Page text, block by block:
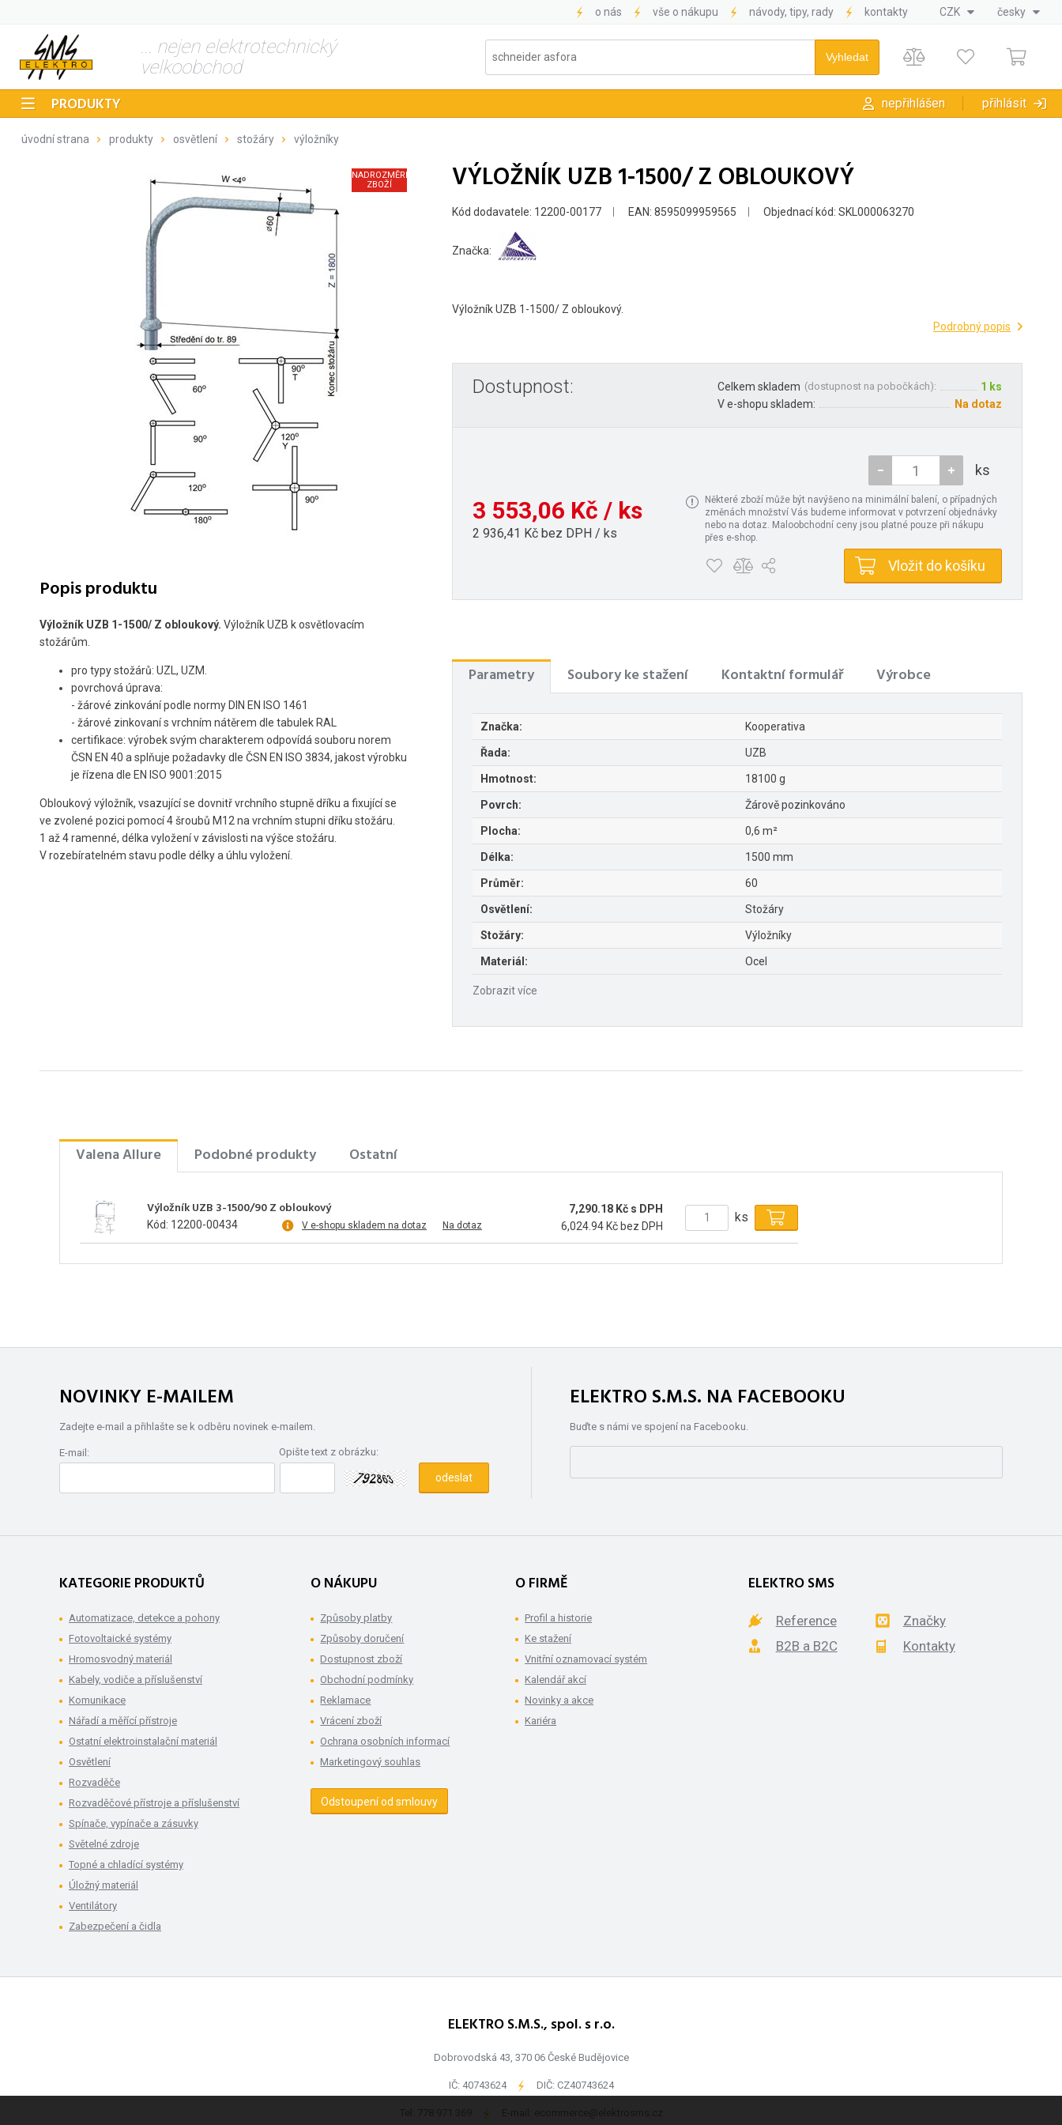
o nás vše o nákupu návody, tipy, rady kontakty CZK česky
... nejen elektrotechnický
velkoobchod
PRODUKTY nepřihlášen přihlásit
úvodní strana produkty osvětlení stožáry výložníky
NADROZMĚRNÉ
ZBOŽÍ
Popis produktu
Výložník UZB 1-1500/ Z obloukový. Výložník UZB k osvětlovacím
stožárům.
pro typy stožárů: UZL, UZM.
povrchová úprava:
- žárové zinkování podle normy DIN EN ISO 1461
- žárové zinkovaní s vrchním nátěrem dle tabulek RAL
certifikace: výrobek svým charakterem odpovídá souboru norem
ČSN EN 40 a splňuje požadavky dle ČSN EN ISO 3834, jakost výrobku
je řízena dle EN ISO 9001:2015
Obloukový výložník, vsazující se dovnitř vrchního stupně dříku a fixující se
ve zvolené pozici pomocí 4 šroubů M12 na vrchním stupni dříku stožáru.
1 až 4 ramenné, délka vyložení v závislosti na výšce stožáru.
V rozebíratelném stavu podle délky a úhlu vyložení.
VÝLOŽNÍK UZB 1-1500/ Z OBLOUKOVÝ
Kód dodavatele: 12200-00177 EAN: 8595099959565 Objednací kód: SKL000063270
Značka:
Výložník UZB 1-1500/ Z obloukový.
Podrobný popis
Dostupnost: Celkem skladem (dostupnost na pobočkách):
1 ks
V e-shopu skladem:
Na dotaz
3 553,06 Kč / ks
2 936,41 Kč bez DPH / ks
ks
Některé zboží může být navýšeno na minimální balení, o případných
změnách množství Vás budeme informovat v potvrzení objednávky
nebo na dotaz. Maloobchodní ceny jsou platné pouze při nákupu
přes e-shop.
Vložit do košíku
Parametry Soubory ke stažení Kontaktní formulář Výrobce
Značka: Kooperativa
Řada: UZB
Hmotnost: 18100 g
Povrch: Žárově pozinkováno
Plocha: 0,6 m²
Délka: 1500 mm
Průměr: 60
Osvětlení: Stožáry
Stožáry: Výložníky
Materiál: Ocel
Zobrazit více
Valena Allure Podobné produkty Ostatní
Výložník UZB 3-1500/90 Z obloukový
Kód: 12200-00434 V e-shopu skladem na dotaz Na dotaz
7,290.18 Kč s DPH
6,024.94 Kč bez DPH
ks
NOVINKY E-MAILEM
Zadejte e-mail a přihlašte se k odběru novinek e-mailem.
E-mail: Opište text z obrázku:
ELEKTRO S.M.S. NA FACEBOOKU
Buďte s námi ve spojení na Facebooku.
KATEGORIE PRODUKTŮ
Automatizace, detekce a pohony
Fotovoltaické systémy
Hromosvodný materiál
Kabely, vodiče a příslušenství
Komunikace
Nářadí a měřící přístroje
Ostatní elektroinstalační materiál
Osvětlení
Rozvaděče
Rozvaděčové přístroje a příslušenství
Spínače, vypínače a zásuvky
Světelné zdroje
Topné a chladící systémy
Úložný materiál
Ventilátory
Zabezpečení a čidla
O NÁKUPU
Způsoby platby
Způsoby doručení
Dostupnost zboží
Obchodní podmínky
Reklamace
Vrácení zboží
Ochrana osobních informací
Marketingový souhlas
Odstoupení od smlouvy
O FIRMĚ
Profil a historie
Ke stažení
Vnitřní oznamovací systém
Kalendář akcí
Novinky a akce
Kariéra
ELEKTRO SMS
Reference
Značky
B2B a B2C
Kontakty
ELEKTRO S.M.S., spol. s r.o.
Dobrovodská 43, 370 06 České Budějovice
IČ: 40743624 - DIČ: CZ40743624
-